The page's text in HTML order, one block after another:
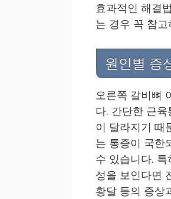
효과적인 해결
는 경우 꼭 참
원인별 증
오른쪽 갈비뼈
다. 간단한 근
이 달라지기 때
는 통증이 국한
수 있습니다.
성을 보인다면
황달 등의 증상